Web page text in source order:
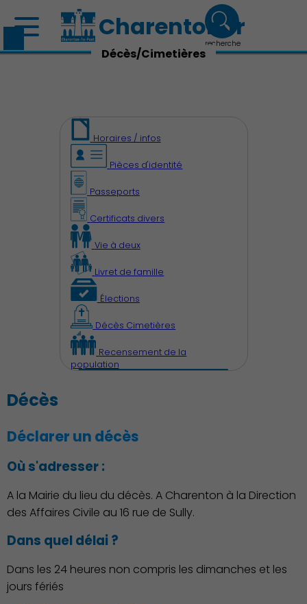
Découvrir Charenton
Charenton.fr
recherche
Décès/Cimetières
Horaires / infos
Pièces d'identité
Passeports
Certificats divers
Vie à deux
Livret de famille
Élections
Décès Cimetières
Recensement de la
population
Décès
Déclarer un décès
Où s'adresser :
A la Mairie du lieu du décès. A Charenton à la Direction
des Affaires Civile au 16 rue de Sully.
Dans quel délai ?
Dans les 24 heures non compris les dimanches et les
jours fériés